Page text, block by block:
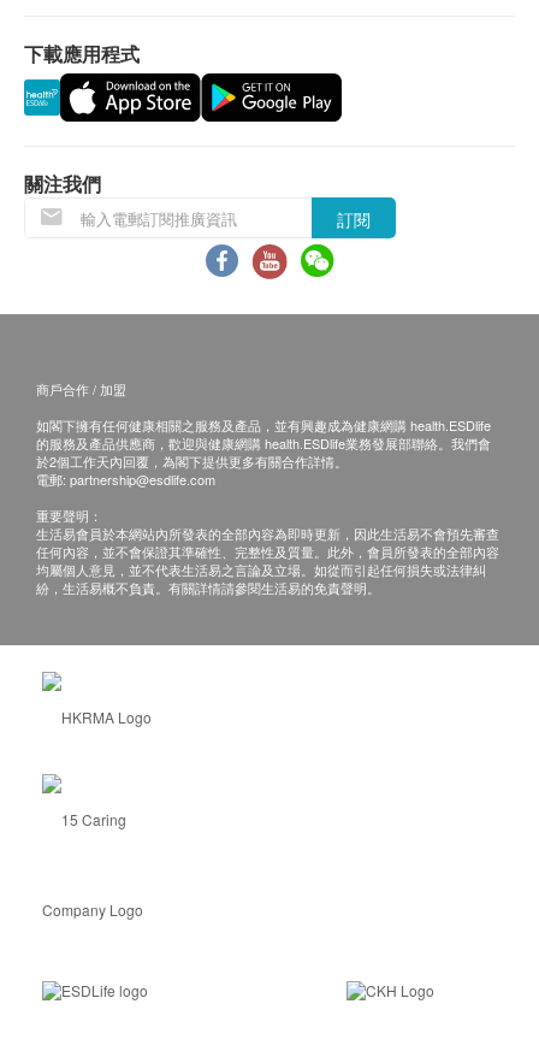
下載應用程式
關注我們
訂閱
商戶合作 / 加盟
如閣下擁有任何健康相關之服務及產品，並有興趣成為健康網購 health.ESDlife
的服務及產品供應商，歡迎與健康網購 health.ESDlife業務發展部聯絡。我們會
於2個工作天內回覆，為閣下提供更多有關合作詳情。
電郵: partnership@esdlife.com
重要聲明：
生活易會員於本網站內所發表的全部內容為即時更新，因此生活易不會預先審查
任何內容，並不會保證其準確性、完整性及質量。此外，會員所發表的全部內容
均屬個人意見，並不代表生活易之言論及立場。如從而引起任何損失或法律糾
紛，生活易概不負責。有關詳情請參閱生活易的免責聲明。